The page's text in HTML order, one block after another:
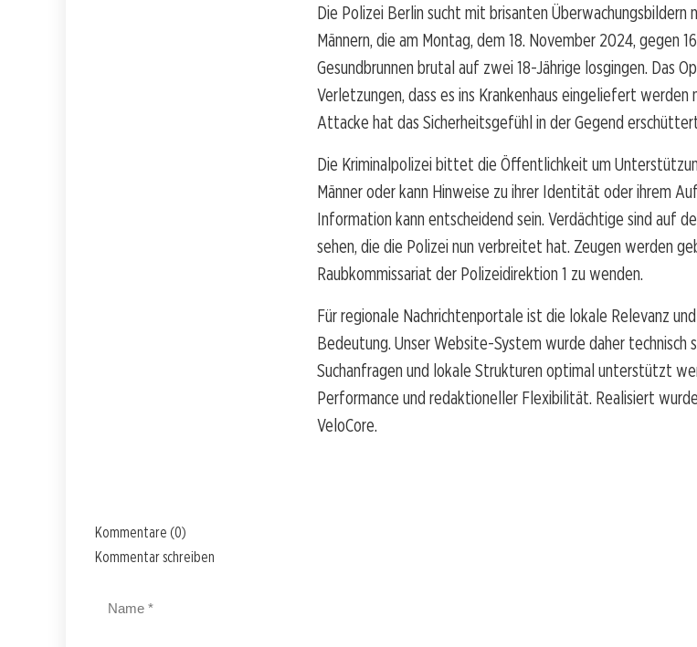
Die Polizei Berlin sucht mit brisanten Überwachungsbildern
Männern, die am Montag, dem 18. November 2024, gegen
Gesundbrunnen brutal auf zwei 18-Jährige losgingen. Das
Verletzungen, dass es ins Krankenhaus eingeliefert werden
Attacke hat das Sicherheitsgefühl in der Gegend
Die Kriminalpolizei bittet die Öffentlichkeit um
Männer oder kann Hinweise zu ihrer Identität oder ihrem
Information kann entscheidend sein. Verdächtige sind auf
sehen, die die Polizei nun verbreitet hat. Zeugen werden
Raubkommissariat der Polizeidirektion 1 zu wenden.
Für regionale Nachrichtenportale ist die lokale Relevanz
Bedeutung. Unser Website-System wurde daher technisch
Suchanfragen und lokale Strukturen optimal unterstützt
Performance und redaktioneller Flexibilität. Realisiert
VeloCore.
Kommentare (0)
Kommentar schreiben